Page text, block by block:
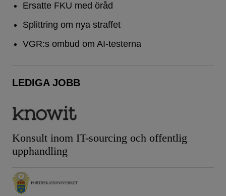
Ersatte FKU med öråd
Splittring om nya straffet
VGR:s ombud om AI-testerna
LEDIGA JOBB
Konsult inom IT-sourcing och offentlig
upphandling